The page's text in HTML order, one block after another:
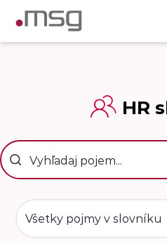
HR
Všetky pojmy v slovníku